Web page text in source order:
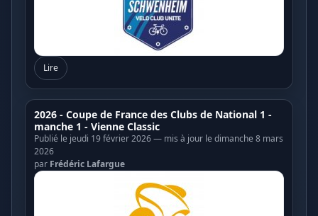
Lire
2026 - Coupe de France des Clubs de National 1 -
manche 1 - Vienne Classic
Publié le jeudi 19 février 2026 — mis à jour le dimanche 8 mars
2026
par Frédéric Lafargue